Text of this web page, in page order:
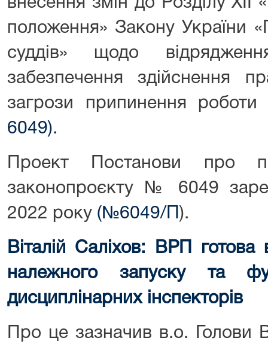
внесення змін до Розділу XII
положення» Закону України
суддів» щодо
забезпечення здійснення
загрози припинення роботи
6049).
Проект Постанови про
законопроєкту № 6049
2022 року (№6049/П ).
Віталій Саліхов: ВРП готова
належного запуску та
дисциплінарних інспекторів
Про це зазначив в.о. Голови